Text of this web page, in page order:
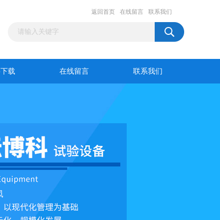
返回首页 在线留言 联系我们
载 在线留言 联系我们